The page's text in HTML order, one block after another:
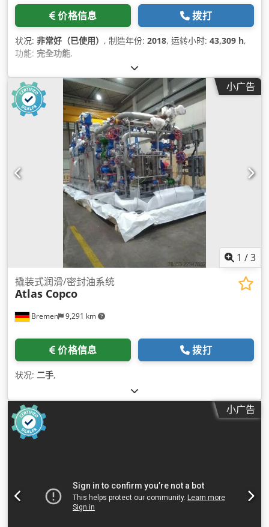
价格信息 拨打
状况: 非常好（已使用） , 制造年份: 2018, 运转小时: 43,309 h,
功能: 完全功能,
小广告
1 /3
Bremen 9,291 km
撬装式润滑/密封油系统
Atlas Copco
价格信息 拨打
状况: 二手,
小广告